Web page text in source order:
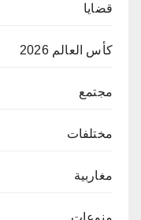
قضايا
كأس العالم 2026
مجتمع
مختلفات
مغاربية
منوعات